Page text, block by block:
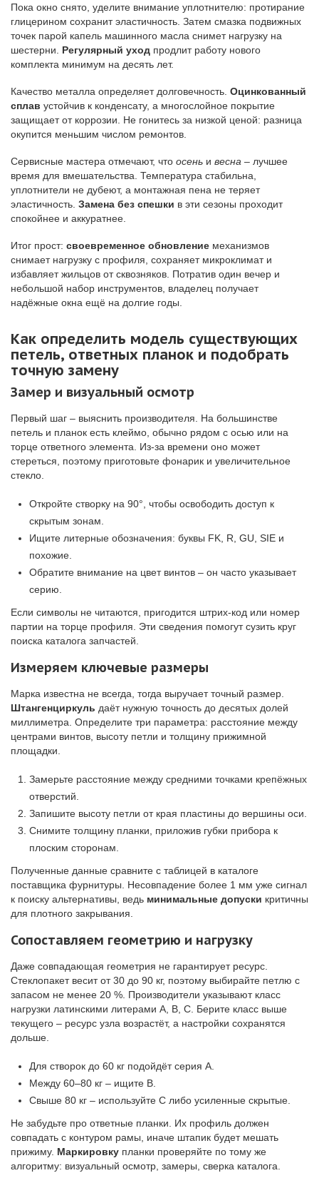
Пока окно снято, уделите внимание уплотнителю: протирание
глицерином сохранит эластичность. Затем смазка подвижных
точек парой капель машинного масла снимет нагрузку на
шестерни. Регулярный уход продлит работу нового
комплекта минимум на десять лет.
Качество металла определяет долговечность. Оцинкованный
сплав устойчив к конденсату, а многослойное покрытие
защищает от коррозии. Не гонитесь за низкой ценой: разница
окупится меньшим числом ремонтов.
Сервисные мастера отмечают, что осень и весна – лучшее
время для вмешательства. Температура стабильна,
уплотнители не дубеют, а монтажная пена не теряет
эластичность. Замена без спешки в эти сезоны проходит
спокойнее и аккуратнее.
Итог прост: своевременное обновление механизмов
снимает нагрузку с профиля, сохраняет микроклимат и
избавляет жильцов от сквозняков. Потратив один вечер и
небольшой набор инструментов, владелец получает
надёжные окна ещё на долгие годы.
Как определить модель существующих
петель, ответных планок и подобрать
точную замену
Замер и визуальный осмотр
Первый шаг – выяснить производителя. На большинстве
петель и планок есть клеймо, обычно рядом с осью или на
торце ответного элемента. Из-за времени оно может
стереться, поэтому приготовьте фонарик и увеличительное
стекло.
Откройте створку на 90°, чтобы освободить доступ к
скрытым зонам.
Ищите литерные обозначения: буквы FK, R, GU, SIE и
похожие.
Обратите внимание на цвет винтов – он часто указывает
серию.
Если символы не читаются, пригодится штрих-код или номер
партии на торце профиля. Эти сведения помогут сузить круг
поиска каталога запчастей.
Измеряем ключевые размеры
Марка известна не всегда, тогда выручает точный размер.
Штангенциркуль даёт нужную точность до десятых долей
миллиметра. Определите три параметра: расстояние между
центрами винтов, высоту петли и толщину прижимной
площадки.
Замерьте расстояние между средними точками крепёжных
отверстий.
Запишите высоту петли от края пластины до вершины оси.
Снимите толщину планки, приложив губки прибора к
плоским сторонам.
Полученные данные сравните с таблицей в каталоге
поставщика фурнитуры. Несовпадение более 1 мм уже сигнал
к поиску альтернативы, ведь минимальные допуски критичны
для плотного закрывания.
Сопоставляем геометрию и нагрузку
Даже совпадающая геометрия не гарантирует ресурс.
Стеклопакет весит от 30 до 90 кг, поэтому выбирайте петлю с
запасом не менее 20 %. Производители указывают класс
нагрузки латинскими литерами A, B, C. Берите класс выше
текущего – ресурс узла возрастёт, а настройки сохранятся
дольше.
Для створок до 60 кг подойдёт серия A.
Между 60–80 кг – ищите B.
Свыше 80 кг – используйте C либо усиленные скрытые.
Не забудьте про ответные планки. Их профиль должен
совпадать с контуром рамы, иначе штапик будет мешать
прижиму. Маркировку планки проверяйте по тому же
алгоритму: визуальный осмотр, замеры, сверка каталога.